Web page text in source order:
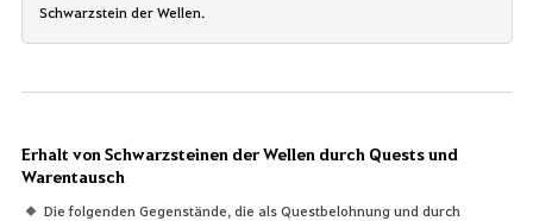
Schwarzstein der Wellen.
Erhalt von Schwarzsteinen der Wellen durch Quests und
Warentausch
Die folgenden Gegenstände, die als Questbelohnung und durch